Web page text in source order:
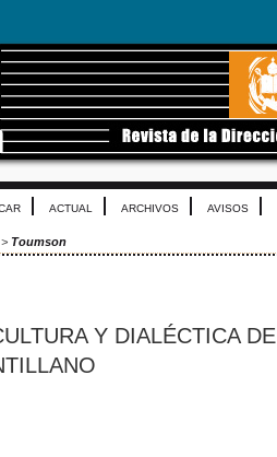
ACTUAL ARCHIVOS AVISOS
> Toumson
Y DIALÉCTICA DE